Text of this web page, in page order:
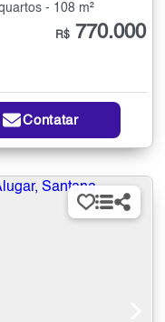
- 108 m²
R$ 770.000
Contatar